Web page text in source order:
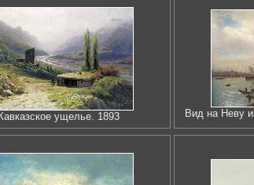
Кавказское ущелье. 1893 Вид на Неву